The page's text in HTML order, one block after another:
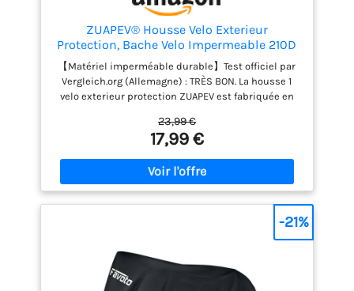
ZUAPEV® Housse Velo Exterieur
Protection, Bache Velo Impermeable 210D
【Matériel imperméable durable】Test officiel par
Vergleich.org (Allemagne) : TRÈS BON. La housse 1
velo exterieur protection ZUAPEV est fabriquée en
imperméable et UV, qui est testé pour résister à la
pression de l'eau jusqu'à 1500 Pa . Il montre la
performance imperméable à l'eau et au soleil de
première classe, et aide à protéger vos vélos de la
pluie, de la neige, du vent, du soleil, de la poussière,
des égratignures, etc. Il est doté d'une couture
double face, d'une haute densité et d'une grande
bâche extérieure ZUAPEV est universelle et
compatible avec tous les vélos de moins de 29
23,99 €
17,99 €
-21%